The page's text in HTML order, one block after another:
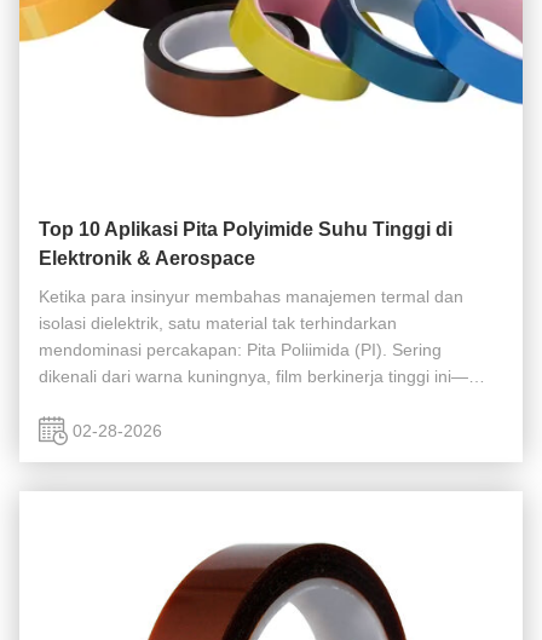
Top 10 Aplikasi Pita Polyimide Suhu Tinggi di
Elektronik & Aerospace
Ketika para insinyur membahas manajemen termal dan
isolasi dielektrik, satu material tak terhindarkan
mendominasi percakapan: Pita Poliimida (PI). Sering
dikenali dari warna kuningnya, film berkinerja tinggi ini—
sekadar utilitas "bagus untuk ...
02-28-2026